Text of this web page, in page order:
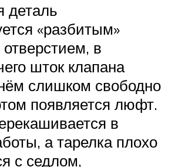
деталь
«разбитым»
в
шток клапана
слишком свободно
появляется люфт.
в
а тарелка плохо
с седлом,